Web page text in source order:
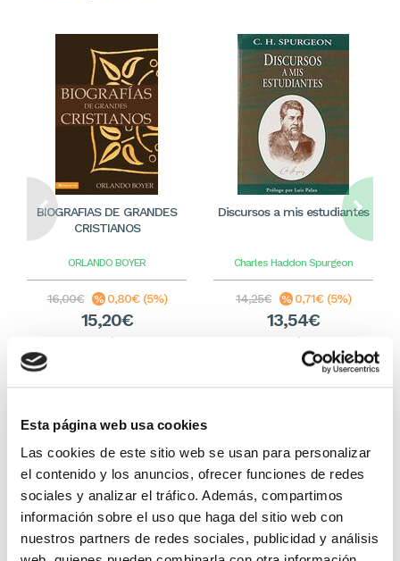
Esta página web usa cookies
Las cookies de este sitio web se usan para personalizar
el contenido y los anuncios, ofrecer funciones de redes
sociales y analizar el tráfico. Además, compartimos
información sobre el uso que haga del sitio web con
nuestros partners de redes sociales, publicidad y análisis
BIOGRAFIAS DE GRANDES
CRISTIANOS
ORLANDO BOYER
16,00€ 0,80€ (5%)
15,20€
Stock:
Discursos a mis estudiantes
Charles Haddon Spurgeon
14,25€ 0,71€ (5%)
13,54€
Stock:
Comprar
Otros títulos del autor